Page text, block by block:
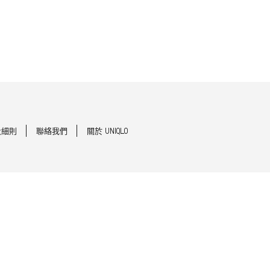
則 聯絡我們 關於 UNIQLO